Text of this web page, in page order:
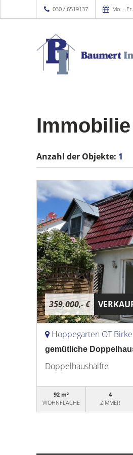
030 / 6519137 Mo. -
Anzahl der Objekte: 1
359.000,- €
Hoppegarten OT
gemütliche
Doppelhaushälfte
92 m²
WOHNFLÄCHE
4
ZIMMER